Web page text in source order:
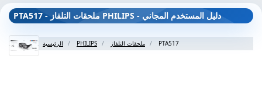
PTA517 - ملحقات التلفاز PHILIPS - دليل المستخدم المجاني
الرئيسية PHILIPS ملحقات التلفاز PTA517